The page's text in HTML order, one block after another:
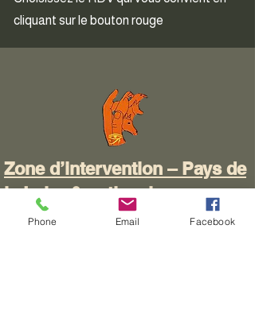
cliquant sur le bouton rouge
Zone d’intervention – Pays de
la Loire & national
Animal Perception intervient auprès des
Phone Email Facebook